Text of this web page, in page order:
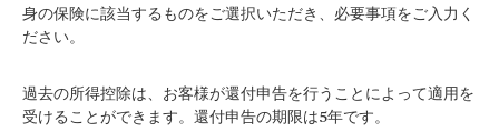
身の保険に該当するものをご選択いただき、必要事項をご入力く
ださい。
過去の所得控除は、お客様が還付申告を行うことによって適用を
受けることができます。還付申告の期限は5年です。